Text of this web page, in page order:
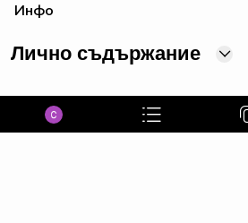
Инфо
Лично съдържание